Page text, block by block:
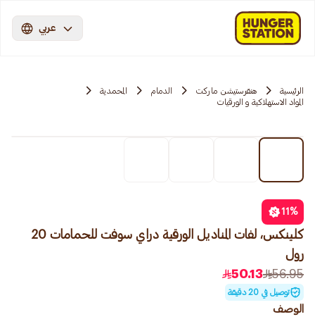
عربي
الرئيسية هنقرستيشن ماركت الدمام
المحمدية
المواد الاستهلاكية و الورقيات
11 %
كلينكس، لفات المناديل الورقية دراي سوفت للحمامات 20
رول
56.95
50.13
توصيل في 20 دقيقة
الوصف